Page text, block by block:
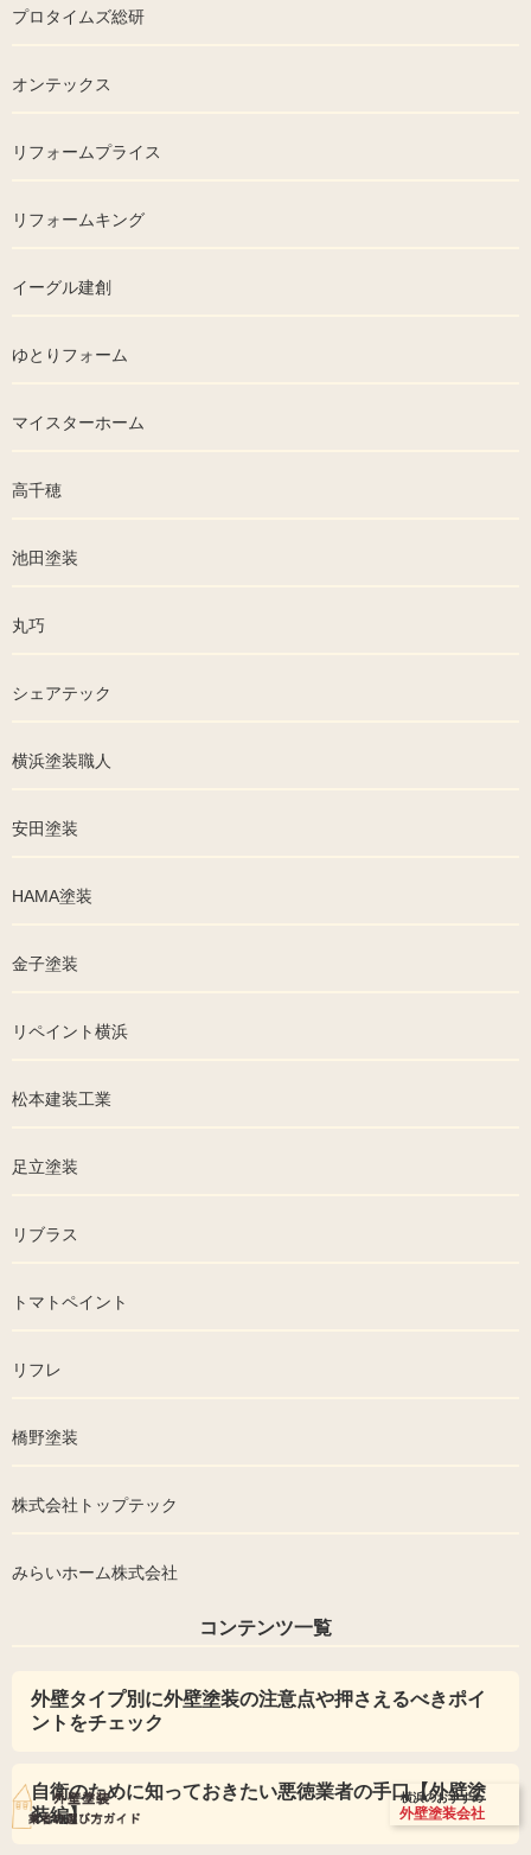
横浜のおすすめ
外壁塗装会社
プロタイムズ総研
オンテックス
リフォームプライス
リフォームキング
イーグル建創
ゆとりフォーム
マイスターホーム
高千穂
池田塗装
丸巧
シェアテック
横浜塗装職人
安田塗装
HAMA塗装
金子塗装
リペイント横浜
松本建装工業
足立塗装
リブラス
トマトペイント
リフレ
橋野塗装
株式会社トップテック
みらいホーム株式会社
コンテンツ一覧
外壁タイプ別に外壁塗装の注意点や押さえるべきポイ
ントをチェック
自衛のために知っておきたい悪徳業者の手口【外壁塗
装編】